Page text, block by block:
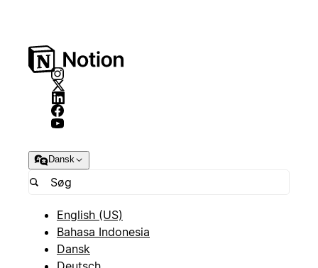
Dansk
English (US)
Bahasa Indonesia
Dansk